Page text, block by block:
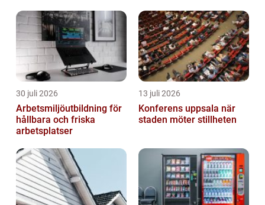
30 juli 2026
Arbetsmiljöutbildning för
hållbara och friska
arbetsplatser
13 juli 2026
Konferens uppsala när
staden möter stillheten